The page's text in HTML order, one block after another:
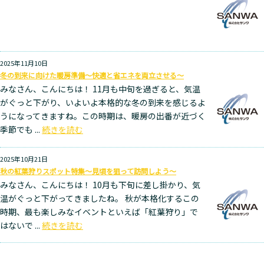
2025年11月10日
冬の到来に向けた暖房準備～快適と省エネを両立させる～
みなさん、こんにちは！ 11月も中旬を過ぎると、気温
がぐっと下がり、いよいよ本格的な冬の到来を感じるよ
うになってきますね。この時期は、暖房の出番が近づく
季節でも ... 続きを読む
2025年10月21日
秋の紅葉狩りスポット特集～見頃を狙って訪問しよう～
みなさん、こんにちは！ 10月も下旬に差し掛かり、気
温がぐっと下がってきましたね。 秋が本格化するこの
時期、最も楽しみなイベントといえば「紅葉狩り」で
はないで ... 続きを読む